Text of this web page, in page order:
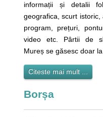
informații și detalii
geografica, scurt istoric,
program, prețuri,
video etc. Pârtii de
Mureș se găsesc doar
Citeste mai mult ...
Borșa